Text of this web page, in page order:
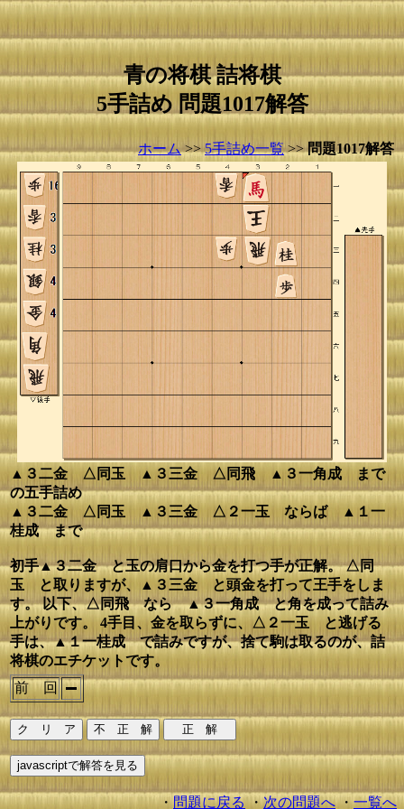
青の将棋 詰将棋
5手詰め 問題1017解答
ホーム>>5手詰め一覧>>問題1017解答
▲３二金 △同玉 ▲３三金 △同飛 ▲３一角成 まで
の五手詰め
▲３二金 △同玉 ▲３三金 △２一玉 ならば ▲１一
桂成 まで
初手▲３二金 と玉の肩口から金を打つ手が正解。 △同
玉 と取りますが、▲３三金 と頭金を打って王手をしま
す。 以下、△同飛 なら ▲３一角成 と角を成って詰み
上がりです。 4手目、金を取らずに、△２一玉 と逃げる
手は、▲１一桂成 で詰みですが、捨て駒は取るのが、詰
将棋のエチケットです。
前 回
・問題に戻る・次の問題へ・一覧へ